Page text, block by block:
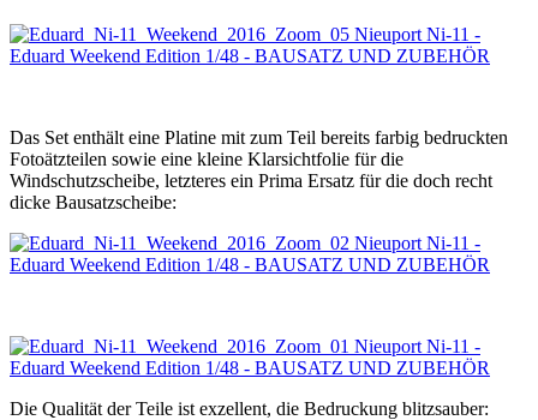
Das Set enthält eine Platine mit zum Teil bereits farbig bedruckten
Fotoätzteilen sowie eine kleine Klarsichtfolie für die
Windschutzscheibe, letzteres ein Prima Ersatz für die doch recht
dicke Bausatzscheibe:
Die Qualität der Teile ist exzellent, die Bedruckung blitzsauber: